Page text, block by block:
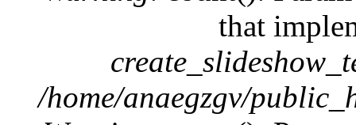
that
/home/anaegzgv/